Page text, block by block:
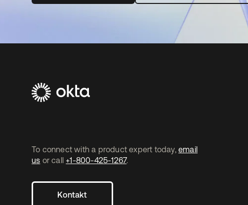
To connect with a product expert today, email
us or call +1-800-425-1267.
Kontakt